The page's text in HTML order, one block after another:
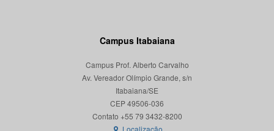
Campus Itabaiana
Campus Prof. Alberto Carvalho
Av. Vereador Olímpio Grande, s/n
Itabaiana/SE
CEP 49506-036